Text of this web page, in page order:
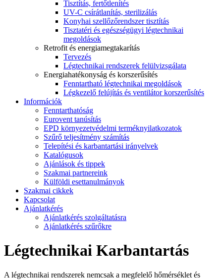
Tisztítás, fertőtlenítés
UV-C csírátlanítás, sterilizálás
Konyhai szellőzőrendszer tisztítás
Tisztatéri és egészségügyi légtechnikai
megoldások
Retrofit és energiamegtakarítás
Tervezés
Légtechnikai rendszerek felülvizsgálata
Energiahatékonyság és korszerűsítés
Fenntartható légtechnikai megoldások
Légkezelő felújítás és ventilátor korszerűsítés
Információk
Fenntarthatóság
Eurovent tanúsítás
EPD környezetvédelmi terméknyilatkozatok
Szűrő teljesítmény számítás
Telepítési és karbantartási irányelvek
Katalógusok
Ajánlások és tippek
Szakmai partnereink
Külföldi esettanulmányok
Szakmai cikkek
Kapcsolat
Ajánlatkérés
Ajánlatkérés szolgáltatásra
Ajánlatkérés szűrőkre
Légtechnikai Karbantartás
A légtechnikai rendszerek nemcsak a megfelelő hőmérséklet és